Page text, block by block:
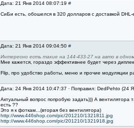
Дата: 21 Янв 2014 08:07:19 #
СиБи есть, обошелся в 320 долларов с доставкой
Дата: 21 Янв 2014 09:04:50 #
Интересно есть такие на 144-433-27 на авто в
Мне кажется, гораздо эффективнее будет через
Flip, про удобство работы, меню и прочие модуляции
Дата: 24 Янв 2014 10:47:37 · Поправил: DedPehto (24
Актуальный вопрос попробую задать))) А
есть ??
Это я к фоткам...(вторая без вентилятора)
http://www.446shop.com/pic/201210/1321811.jpg
http://www.446shop.com/pic/201210/1321918.jpg